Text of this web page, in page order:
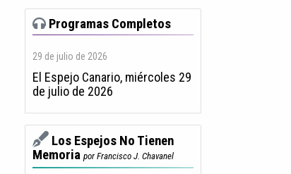
Programas Completos
29 de julio de 2026
El Espejo Canario, miércoles 29
de julio de 2026
Los Espejos No Tienen
Memoria por Francisco J. Chavanel